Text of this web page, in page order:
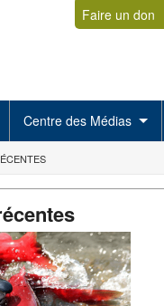
Faire un don
Centre des Médias